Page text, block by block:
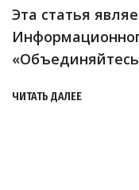
Эта статья
ЧИТАТЬ ДАЛЕЕ